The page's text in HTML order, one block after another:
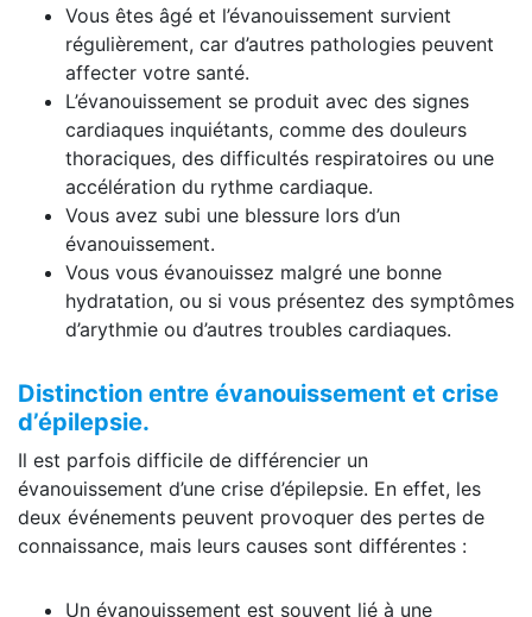
Vous êtes âgé et l’évanouissement survient
régulièrement, car d’autres pathologies peuvent
affecter votre santé.
L’évanouissement se produit avec des signes
cardiaques inquiétants, comme des douleurs
thoraciques, des difficultés respiratoires ou une
accélération du rythme cardiaque.
Vous avez subi une blessure lors d’un
évanouissement.
Vous vous évanouissez malgré une bonne
hydratation, ou si vous présentez des symptômes
d’arythmie ou d’autres troubles cardiaques.
Distinction entre évanouissement et crise
d’épilepsie.
Il est parfois difficile de différencier un
évanouissement d’une crise d’épilepsie. En effet, les
deux événements peuvent provoquer des pertes de
connaissance, mais leurs causes sont différentes :
Un évanouissement est souvent lié à une